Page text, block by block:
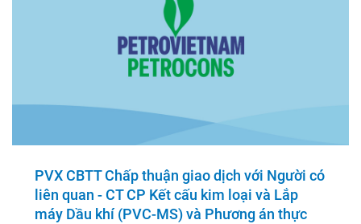
PVX CBTT Chấp thuận giao dịch với Người có
liên quan - CT CP Kết cấu kim loại và Lắp
máy Dầu khí (PVC-MS) và Phương án thực